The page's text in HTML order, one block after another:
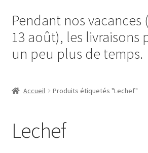
Blog
Pendant nos
13 août), les livraisons
un peu plus de temps.
Accueil Produits étiquetés "Lechef"
Lechef